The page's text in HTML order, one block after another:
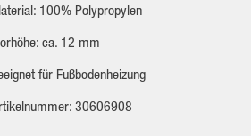
100% Polypropylen
ca. 12 mm
für Fußbodenheizung
30606908